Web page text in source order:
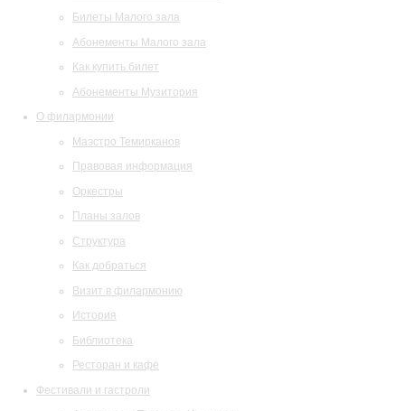
Билеты Малого зала
Абонементы Малого зала
Как купить билет
Абонементы Музитория
О филармонии
Маэстро Темирканов
Правовая информация
Оркестры
Планы залов
Структура
Как добраться
Визит в филармонию
История
Библиотека
Ресторан и кафе
Фестивали и гастроли